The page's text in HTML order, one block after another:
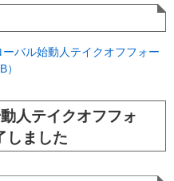
ーバル始動人テイクオフフォー
人テイクオフフォ
ました